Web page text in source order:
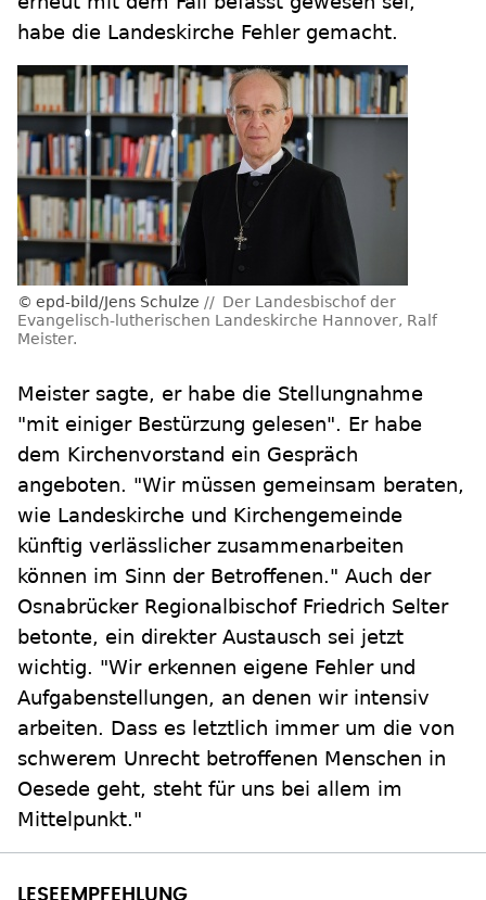
habe die Landeskirche Fehler gemacht.
epd-bild/Jens Schulze
Der Landesbischof der
Evangelisch-lutherischen Landeskirche Hannover, Ralf
Meister.
Meister sagte, er habe die Stellungnahme
"mit einiger Bestürzung gelesen". Er habe
dem Kirchenvorstand ein Gespräch
angeboten. "Wir müssen gemeinsam beraten,
wie Landeskirche und Kirchengemeinde
künftig verlässlicher zusammenarbeiten
können im Sinn der Betroffenen." Auch der
Osnabrücker Regionalbischof Friedrich Selter
betonte, ein direkter Austausch sei jetzt
wichtig. "Wir erkennen eigene Fehler und
Aufgabenstellungen, an denen wir intensiv
arbeiten. Dass es letztlich immer um die von
schwerem Unrecht betroffenen Menschen in
Oesede geht, steht für uns bei allem im
Mittelpunkt."